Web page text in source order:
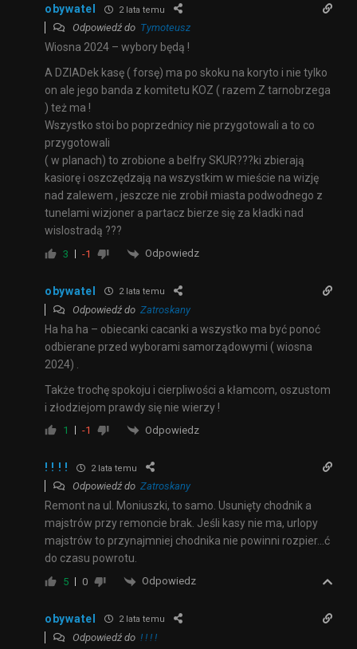
obywatel 2 lata temu
Odpowiedź do Tymoteusz
Wiosna 2024 – wybory będą !
A DZIADek kasę ( forsę) ma po skoku na koryto i nie tylko
on ale jego banda z komitetu KOZ ( razem Z tarnobrzega
) też ma !
Wszystko stoi bo poprzednicy nie przygotowali a to co
przygotowali
( w planach) to zrobione a belfry SKUR???ki zbierają
kasiorę i oszczędzają na wszystkim w mieście na wizję
nad zalewem , jeszcze nie zrobił miasta podwodnego z
tunelami wizjoner a partacz bierze się za kładki nad
wislostradą ???
3 -1 Odpowiedz
obywatel 2 lata temu
Odpowiedź do Zatroskany
Ha ha ha – obiecanki cacanki a wszystko ma być ponoć
odbierane przed wyborami samorządowymi ( wiosna
2024) .
Także trochę spokoju i cierpliwości a kłamcom, oszustom
i złodziejom prawdy się nie wierzy !
1 -1 Odpowiedz
! ! ! ! 2 lata temu
Odpowiedź do Zatroskany
Remont na ul. Moniuszki, to samo. Usunięty chodnik a
majstrów przy remoncie brak. Jeśli kasy nie ma, urlopy
majstrów to przynajmniej chodnika nie powinni rozpier…ć
do czasu powrotu.
5 0 Odpowiedz
obywatel 2 lata temu
Odpowiedź do ! ! ! !